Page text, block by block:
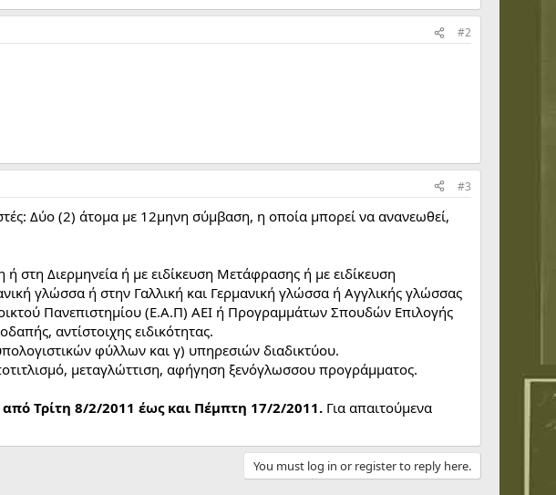
#2
#3
Δύο (2) άτομα με 12μηνη σύμβαση, η οποία μπορεί να ανανεωθεί,
Διερμηνεία ή με ειδίκευση Μετάφρασης ή με ειδίκευση
γλώσσα ή στην Γαλλική και Γερμανική γλώσσα ή Αγγλικής γλώσσας
Πανεπιστημίου (Ε.Α.Π) ΑΕΙ ή Προγραμμάτων Σπουδών Επιλογής
αντίστοιχης ειδικότητας.
φύλλων και γ) υπηρεσιών διαδικτύου.
μεταγλώττιση, αφήγηση ξενόγλωσσου προγράμματος.
Τρίτη 8/2/2011 έως και Πέμπτη 17/2/2011. Για απαιτούμενα
You must log in or register to reply here.